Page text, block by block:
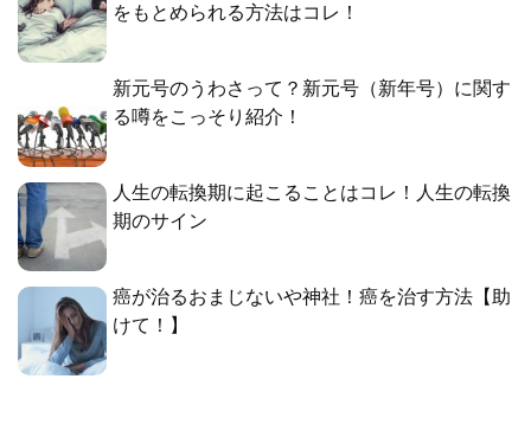
をもとめられる方法はコレ！
新元号のうわさって？新元号（新年号）に関す
る噂をこっそり紹介！
人生の転換期に起こることはコレ！人生の転換
期のサイン
癌が治るおまじないや神社！癌を治す方法【助
けて！】